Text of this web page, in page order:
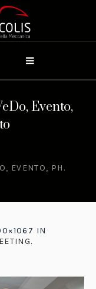
Evento,
EVENTO, PH.
IN
.